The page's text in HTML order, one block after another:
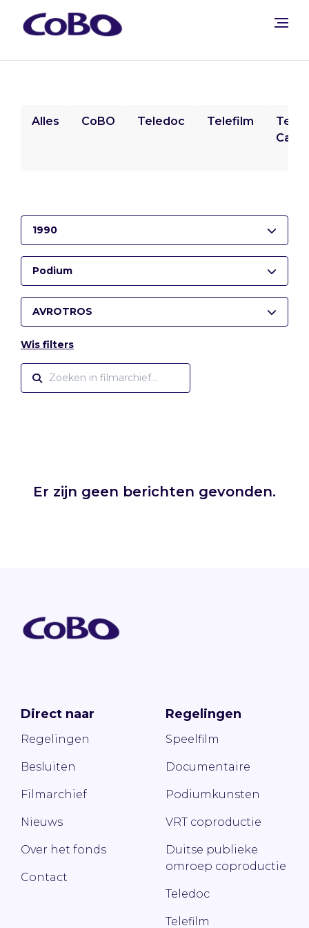
Alles CoBO Teledoc Telefilm
1990
Podium
AVROTROS
Wis filters
Er zijn geen berichten gevonden.
Direct naar
Regelingen
Besluiten
Filmarchief
Nieuws
Over het fonds
Contact
Regelingen
Speelfilm
Documentaire
Podiumkunsten
VRT coproductie
Duitse publieke
omroep coproductie
Teledoc
Telefilm